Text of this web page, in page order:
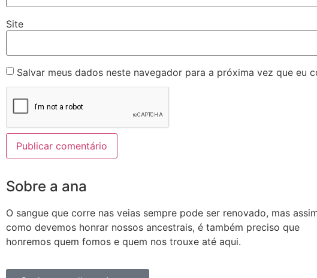
Site
Salvar meus dados neste navegador para a próxima vez que eu
Sobre a ana
O sangue que corre nas veias sempre pode ser renovado, mas
como devemos honrar nossos ancestrais, é também preciso que
honremos quem fomos e quem nos trouxe até aqui.